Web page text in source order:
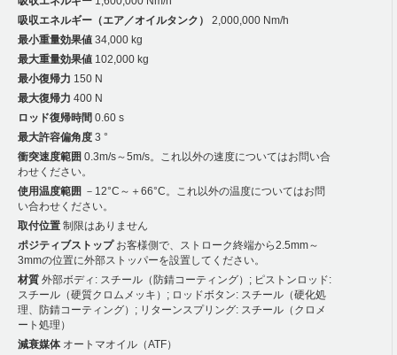
吸収エネルギー（エア／オイルタンク）
2,000,000 Nm/h
最小重量効果値 34,000 kg
最大重量効果値 102,000 kg
最小復帰力 150 N
最大復帰力 400 N
ロッド復帰時間 0.60 s
最大許容偏角度 3 °
衝突速度範囲 0.3m/s～5m/s。これ以外の速度についてはお問い合
わせください。
使用温度範囲 －12°C～＋66°C。これ以外の温度についてはお問
い合わせください。
取付位置 制限はありません
ポジティブストップお客様側で、ストローク終端から2.5mm～
3mmの位置に外部ストッパーを設置してください。
材質 外部ボディ: スチール（防錆コーティング）; ピストンロッド:
スチール（硬質クロムメッキ）; ロッドボタン: スチール（硬化処
理、防錆コーティング）; リターンスプリング: スチール（クロメ
ート処理）
減衰媒体オートマオイル（ATF）